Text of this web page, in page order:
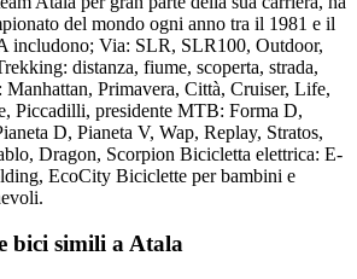
del mondo ogni anno tra il 1981 e il
includono; Via: SLR, SLR100, Outdoor,
distanza, fiume, scoperta, strada,
Primavera, Città, Cruiser, Life,
Piccadilli, presidente MTB: Forma D,
D, Pianeta V, Wap, Replay, Stratos,
Dragon, Scorpion Bicicletta elettrica: E-
EcoCity Biciclette per bambini e
bici simili a Atala